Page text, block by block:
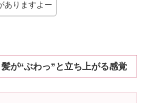
ありますよー
が“ぶわっ”と立ち上がる感覚